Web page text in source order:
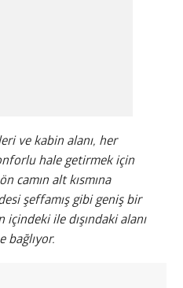
ve kabin alanı, her
hale getirmek için
camın alt kısmına
şeffamış gibi geniş bir
içindeki ile dışındaki alanı
bağlıyor.